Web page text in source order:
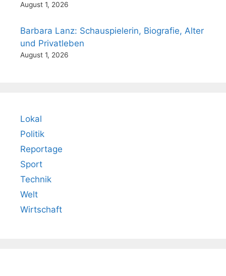
August 1, 2026
Barbara Lanz: Schauspielerin, Biografie, Alter
und Privatleben
August 1, 2026
Lokal
Politik
Reportage
Sport
Technik
Welt
Wirtschaft